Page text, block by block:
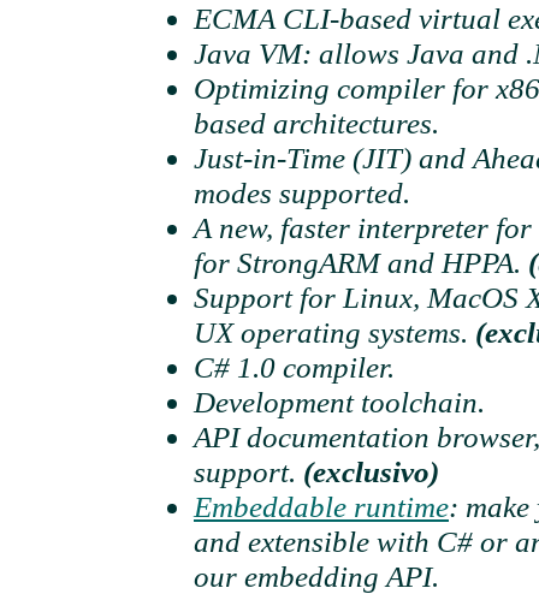
ECMA CLI-based virtual
Java VM: allows Java and
Optimizing compiler for
based architectures.
Just-in-Time (JIT) and
modes supported.
A new, faster interpreter
for StrongARM and HPPA.
Support for Linux, MacOS
UX operating systems.
C# 1.0 compiler.
Development toolchain.
API documentation
support. (exclusivo)
Embeddable runtime:
and extensible with C# or
our embedding API.